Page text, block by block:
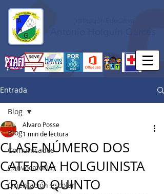
Entrada
Blog
Comunicados
Convocatorias
Orientación escolar
Blog
CLASE NÚMERO DOS
CATEDRA HOLGUINISTA
GRADO QUINTO
Alvaro Posse
1 min de lectura